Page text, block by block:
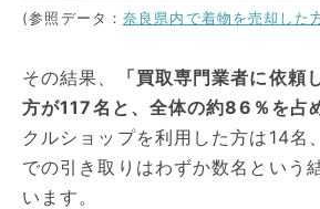
(参照データ：奈良県内で着物を売却した
その結果、
「買取専門業者に依頼
方が117名と、全体の約86％を占
クルショップを利用した方は14名
での引き取りはわずか数名という
います。